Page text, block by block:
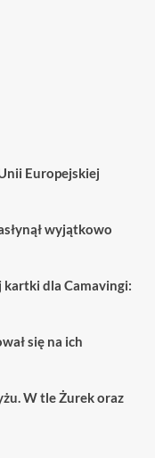
Europejskiej
wyjątkowo
kartki dla Camavingi:
się na ich
W tle Żurek oraz